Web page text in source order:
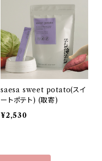
saesa sweet potato(スイ
ートポテト) (取寄)
¥2,530